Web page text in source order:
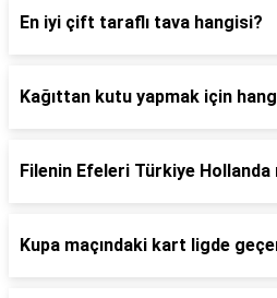
En iyi çift taraflı tava hangisi?
Kağıttan kutu yapmak için
Filenin Efeleri Türkiye Hollanda
Kupa maçındaki kart ligde